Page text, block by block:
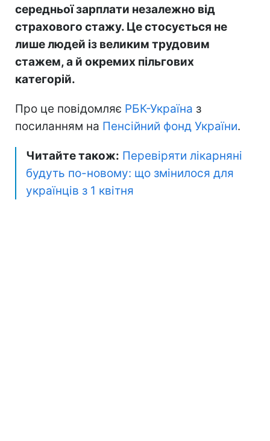
середньої зарплати незалежно від
страхового стажу. Це стосується не
лише людей із великим трудовим
стажем, а й окремих пільгових
категорій.
Про це повідомляє РБК-Україна з
посиланням на Пенсійний фонд України.
Читайте також: Перевіряти лікарняні
будуть по-новому: що змінилося для
українців з 1 квітня